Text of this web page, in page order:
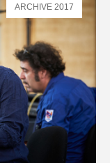
ARCHIVE 2017